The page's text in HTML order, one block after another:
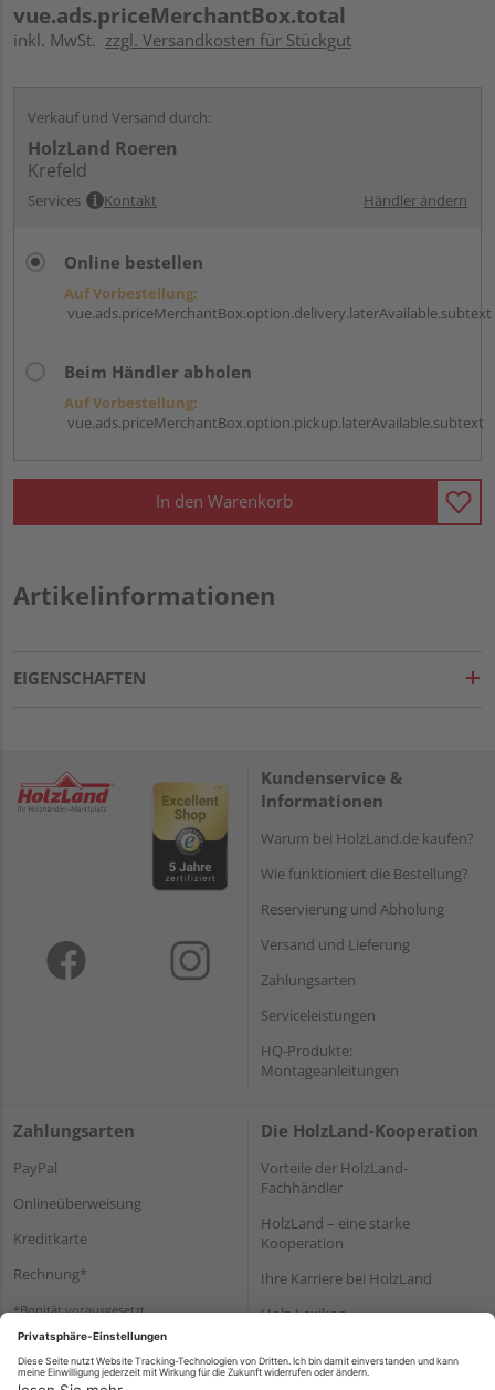
vue.ads.priceMerchantBox.total
inkl. MwSt. zzgl. Versandkosten für Stückgut
Verkauf und Versand durch:
HolzLand Roeren
Krefeld
Services Kontakt Händler ändern
Online bestellen
Auf Vorbestellung:
vue.ads.priceMerchantBox.option.delivery.laterAvailable.subtext
Beim Händler abholen
Auf Vorbestellung:
vue.ads.priceMerchantBox.option.pickup.laterAvailable.subtext
In den Warenkorb
Artikelinformationen
EIGENSCHAFTEN
Kundenservice &
Informationen
Warum bei HolzLand.de kaufen?
Wie funktioniert die Bestellung?
Reservierung und Abholung
Versand und Lieferung
Zahlungsarten
Serviceleistungen
HQ-Produkte:
Montageanleitungen
Zahlungsarten
PayPal
Onlineüberweisung
Kreditkarte
Rechnung*
*Bonität vorausgesetzt
Die HolzLand-Kooperation
Vorteile der HolzLand-
Fachhändler
HolzLand – eine starke
Kooperation
Ihre Karriere bei HolzLand
Holz-Lexikon